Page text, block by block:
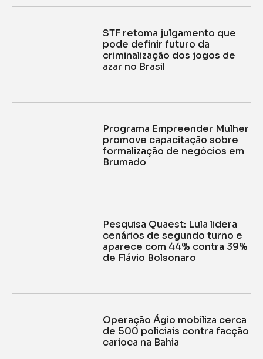
STF retoma julgamento que
pode definir futuro da
criminalização dos jogos de
azar no Brasil
Programa Empreender Mulher
promove capacitação sobre
formalização de negócios em
Brumado
Pesquisa Quaest: Lula lidera
cenários de segundo turno e
aparece com 44% contra 39%
de Flávio Bolsonaro
Operação Ágio mobiliza cerca
de 500 policiais contra facção
carioca na Bahia